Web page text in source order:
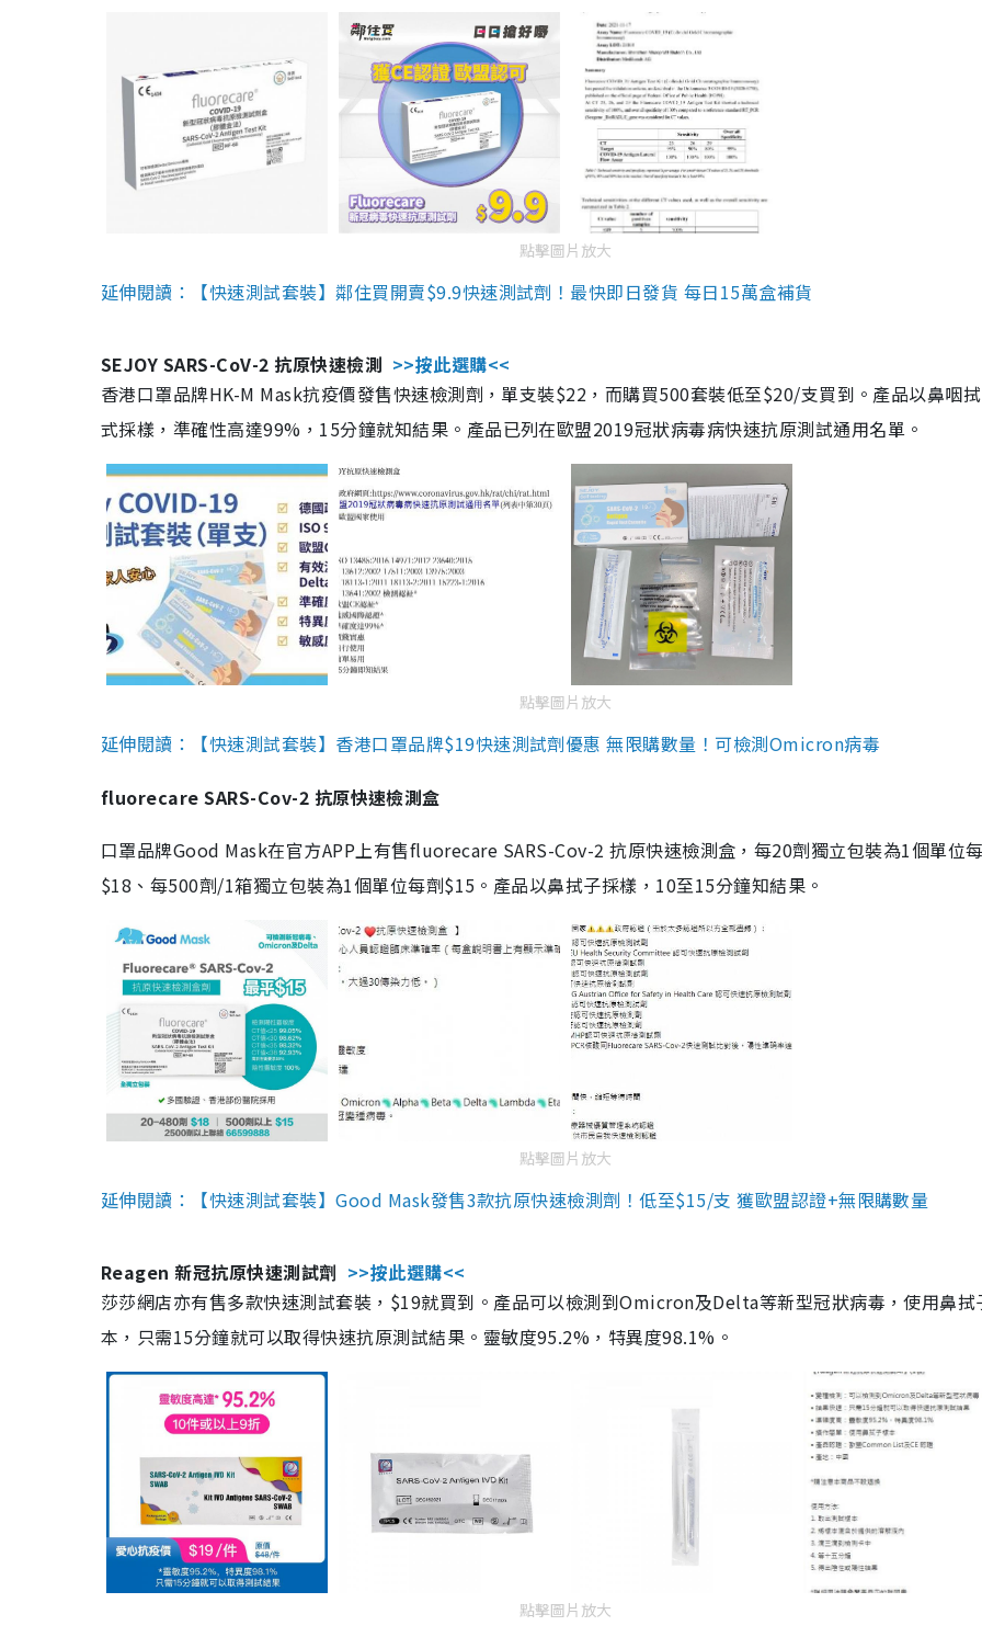
點擊圖片放大
延伸閱讀：【快速測試套裝】鄰住買開賣$9.9快速測試劑！最快即日發貨 每日15萬盒補貨
SEJOY SARS-CoV-2 抗原快速檢測 >>按此選購<<
香港口罩品牌HK-M Mask抗疫價發售快速檢測劑，單支裝$22，而購買500套裝低至$20/支買到。產品以鼻咽
式採樣，準確性高達99%，15分鐘就知結果。產品已列在歐盟2019冠狀病毒病快速抗原測試通用名單。
點擊圖片放大
延伸閱讀：【快速測試套裝】香港口罩品牌$19快速測試劑優惠 無限購數量！可檢測Omicron病毒
fluorecare SARS-Cov-2 抗原快速檢測盒
口罩品牌Good Mask在官方APP上有售fluorecare SARS-Cov-2 抗原快速檢測盒，每20劑獨立包裝為1個單位
$18、每500劑/1箱獨立包裝為1個單位每劑$15。產品以鼻拭子採樣，10至15分鐘知結果。
點擊圖片放大
延伸閱讀：【快速測試套裝】Good Mask發售3款抗原快速檢測劑！低至$15/支 獲歐盟認證+無限購數量
Reagen 新冠抗原快速測試劑 >>按此選購<<
莎莎網店亦有售多款快速測試套裝，$19就買到。產品可以檢測到Omicron及Delta等新型冠狀病毒，使用鼻拭
本，只需15分鐘就可以取得快速抗原測試結果。靈敏度95.2%，特異度98.1%。
點擊圖片放大